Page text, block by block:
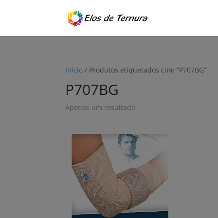
Início / Produtos etiquetados com “P707BG”
P707BG
Apenas um resultado